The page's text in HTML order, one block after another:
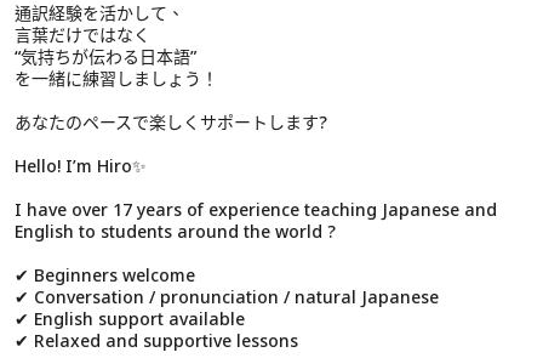
通訳経験を活かして、
言葉だけではなく
“気持ちが伝わる日本語”
を一緒に練習しましょう！
あなたのペースで楽しくサポートします?
Hello! I’m Hiro✨
I have over 17 years of experience teaching Japanese and
English to students around the world ?
✔ Beginners welcome
✔ Conversation / pronunciation / natural Japanese
✔ English support available
✔ Relaxed and supportive lessons